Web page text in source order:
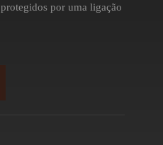
por uma ligação